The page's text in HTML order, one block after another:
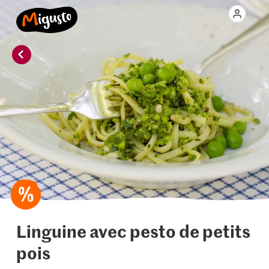
Linguine avec pesto de petits
pois